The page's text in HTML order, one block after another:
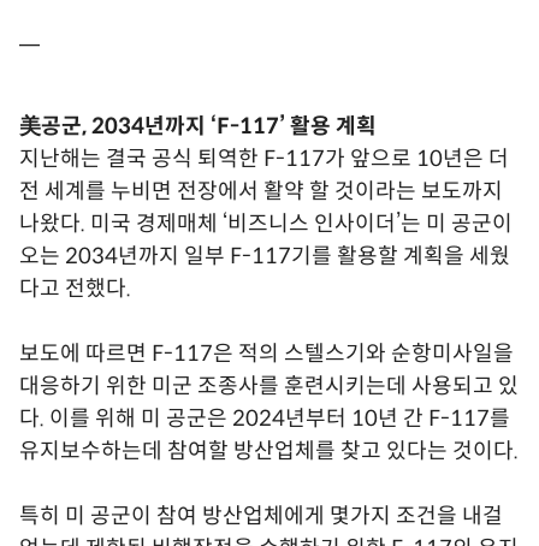
━
美공군, 2034년까지 ‘F-117’ 활용 계획
지난해는 결국 공식 퇴역한 F-117가 앞으로 10년은 더
전 세계를 누비면 전장에서 활약 할 것이라는 보도까지
나왔다. 미국 경제매체 ‘비즈니스 인사이더’는 미 공군이
오는 2034년까지 일부 F-117기를 활용할 계획을 세웠
다고 전했다.
보도에 따르면 F-117은 적의 스텔스기와 순항미사일을
대응하기 위한 미군 조종사를 훈련시키는데 사용되고 있
다. 이를 위해 미 공군은 2024년부터 10년 간 F-117를
유지보수하는데 참여할 방산업체를 찾고 있다는 것이다.
특히 미 공군이 참여 방산업체에게 몇가지 조건을 내걸